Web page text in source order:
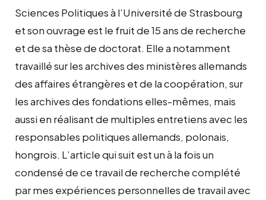
Sciences Politiques à l’Université de Strasbourg
et son ouvrage est le fruit de 15 ans de recherche
et de sa thèse de doctorat. Elle a notamment
travaillé sur les archives des ministères allemands
des affaires étrangères et de la coopération, sur
les archives des fondations elles-mêmes, mais
aussi en réalisant de multiples entretiens avec les
responsables politiques allemands, polonais,
hongrois. L’article qui suit est un à la fois un
condensé de ce travail de recherche complété
par mes expériences personnelles de travail avec